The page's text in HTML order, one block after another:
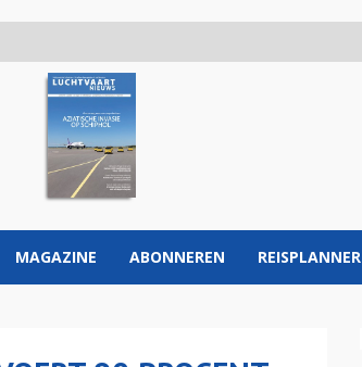
MAGAZINE ABONNEREN REISPLANNER